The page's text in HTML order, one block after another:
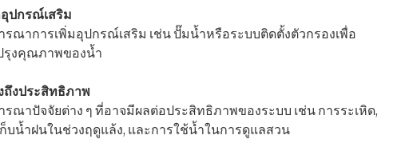
อุปกรณ์เสริม
รณาการเพิ่มอุปกรณ์เสริม เช่น ปั๊มน้ำหรือระบบติดตั้งตัวกรองเพื่อ
รุงคุณภาพของน้ำ
ถึงประสิทธิภาพ
รณาปัจจัยต่าง ๆ ที่อาจมีผลต่อประสิทธิภาพของระบบ เช่น การระเหิด,
ก็บน้ำฝนในช่วงฤดูแล้ง, และการใช้น้ำในการดูแลสวน